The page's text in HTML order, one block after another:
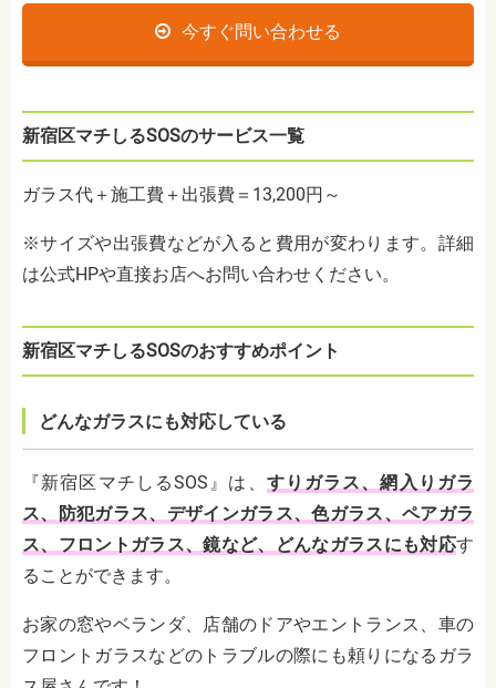
今すぐ問い合わせる
新宿区マチしるSOSのサービス一覧
ガラス代＋施工費＋出張費＝13,200円～
※サイズや出張費などが入ると費用が変わります。詳細
は公式HPや直接お店へお問い合わせください。
新宿区マチしるSOSのおすすめポイント
どんなガラスにも対応している
『新宿区マチしるSOS』は、 すりガラス、網入りガラ
ス、防犯ガラス、デザインガラス、色ガラス、ペアガラ
ス、フロントガラス、鏡など、どんなガラスにも対応す
ることができます。
お家の窓やベランダ、店舗のドアやエントランス、車の
フロントガラスなどのトラブルの際にも頼りになるガラ